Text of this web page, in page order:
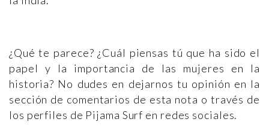
¿Qué te parece? ¿Cuál piensas tú que ha sido el
papel y la importancia de las mujeres en la
historia? No dudes en dejarnos tu opinión en la
sección de comentarios de esta nota o través de
los perfiles de Pijama Surf en redes sociales.